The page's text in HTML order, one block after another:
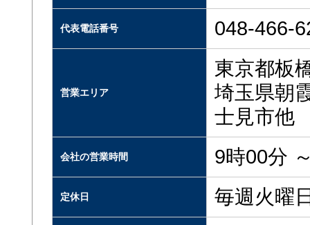
代表電話番号 048-466-
営業エリア
東京都板
埼玉県朝
士見市他
会社の営業時間 9時00分
定休日 毎週火曜